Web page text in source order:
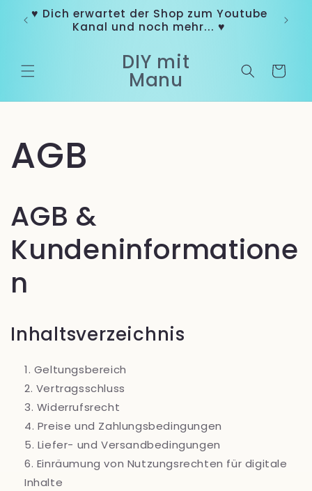
zum
Inhalt
♥ Dich erwartet der Shop zum Youtube
Kanal und noch mehr... ♥
DIY mit
Manu Warenkorb
AGB
AGB &
Kundeninformatione
n
Inhaltsverzeichnis
Geltungsbereich
Vertragsschluss
Widerrufsrecht
Preise und Zahlungsbedingungen
Liefer- und Versandbedingungen
Einräumung von Nutzungsrechten für digitale
Inhalte